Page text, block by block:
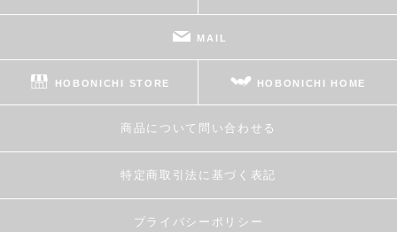
MAIL
HOBONICHI STORE HOBONICHI HOME
商品について問い合わせる
特定商取引法に基づく表記
プライバシーポリシー